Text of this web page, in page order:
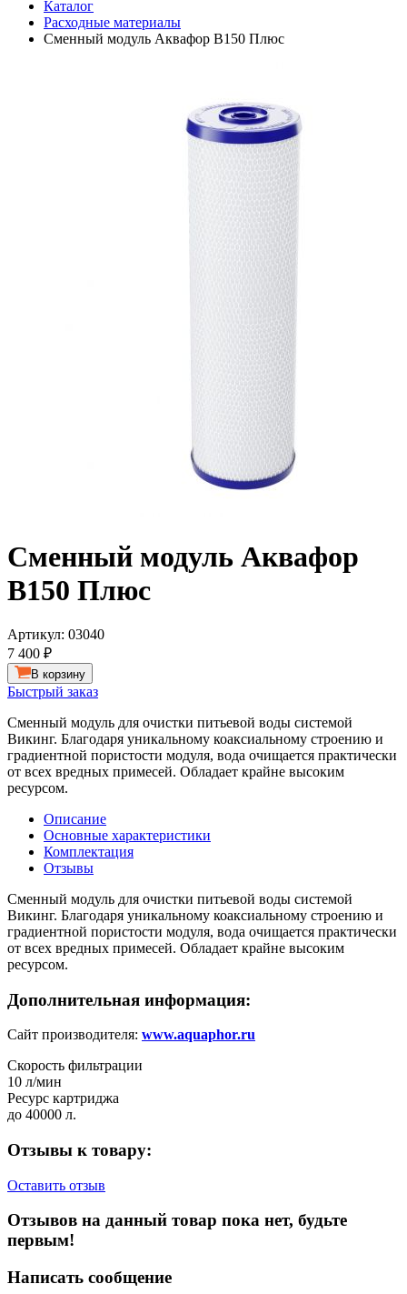
Каталог
Расходные материалы
Сменный модуль Аквафор B150 Плюс
Сменный модуль Аквафор
B150 Плюс
Артикул: 03040
7 400 ₽
В корзину
Быстрый заказ
Сменный модуль для очистки питьевой воды системой
Викинг. Благодаря уникальному коаксиальному строению и
градиентной пористости модуля, вода очищается практически
от всех вредных примесей. Обладает крайне высоким
ресурсом.
Описание
Основные характеристики
Комплектация
Отзывы
Сменный модуль для очистки питьевой воды системой
Викинг. Благодаря уникальному коаксиальному строению и
градиентной пористости модуля, вода очищается практически
от всех вредных примесей. Обладает крайне высоким
ресурсом.
Дополнительная информация:
Сайт производителя: www.aquaphor.ru
Скорость фильтрации
10 л/мин
Ресурс картриджа
до 40000 л.
Отзывы к товару:
Оставить отзыв
Отзывов на данный товар пока нет, будьте
первым!
Написать сообщение